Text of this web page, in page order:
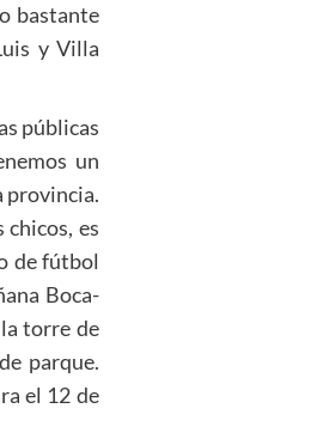
bastante
y Villa
públicas
un
provincia.
es
de fútbol
Boca-
torre de
parque.
el 12 de